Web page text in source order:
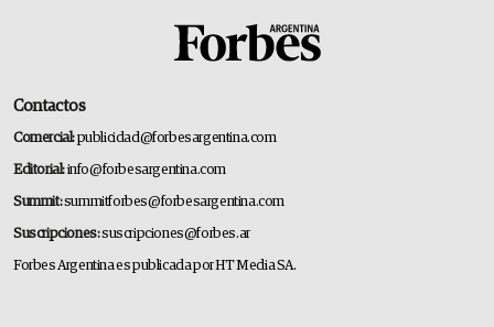
Contactos
Comercial:publicidad@forbesargentina.com
Editorial:info@forbesargentina.com
Summit:summitforbes@forbesargentina.com
Suscripciones:suscripciones@forbes.ar
Forbes Argentina es publicada por HT Media SA.